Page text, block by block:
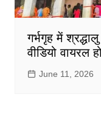
गर्भगृह में
वीडियो वायरल
June 11, 2026